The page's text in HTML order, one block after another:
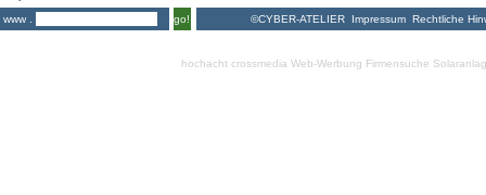
www .
go! ©CYBER-ATELIER Impressum Rechtliche
hochacht crossmedia Web-Werbung Firmensuche